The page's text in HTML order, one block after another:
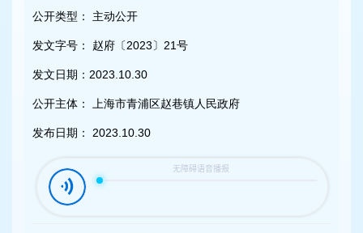
公开类型： 主动公开
发文字号： 赵府〔2023〕21号
发文日期： 2023.10.30
公开主体： 上海市青浦区赵巷镇人民政府
发布日期： 2023.10.30